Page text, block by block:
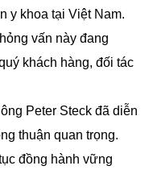
y khoa tại Việt Nam.
vấn này đang
khách hàng, đối tác
Peter Steck đã diễn
thuận quan trọng.
đồng hành vững